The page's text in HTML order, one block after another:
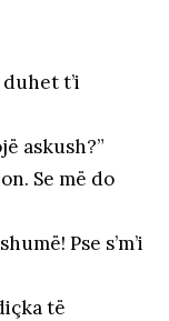
t’i
askush?”
Se më do
Pse s’m’i
të